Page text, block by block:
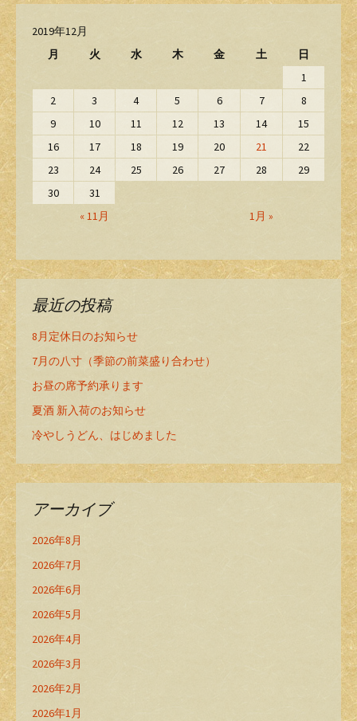
2019年12月
月
火 水 木 金 土 日
« 11月 1月 »
1
2
3 4 5 6 7
8
9
10 11 12 13 14
15
16
17 18 19 20 21
22
23
24 25 26 27 28
29
30
31
最近の投稿
8月定休日のお知らせ
7月の八寸（季節の前菜盛り合わせ）
お昼の席予約承ります
夏酒 新入荷のお知らせ
冷やしうどん、はじめました
アーカイブ
2026年8月
2026年7月
2026年6月
2026年5月
2026年4月
2026年3月
2026年2月
2026年1月